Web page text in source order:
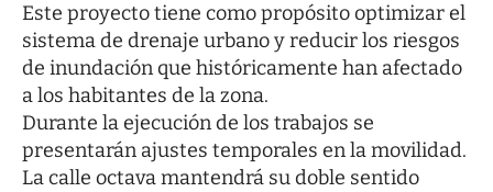
Este proyecto tiene como propósito optimizar el
sistema de drenaje urbano y reducir los riesgos
de inundación que históricamente han afectado
a los habitantes de la zona.
Durante la ejecución de los trabajos se
presentarán ajustes temporales en la movilidad.
La calle octava mantendrá su doble sentido